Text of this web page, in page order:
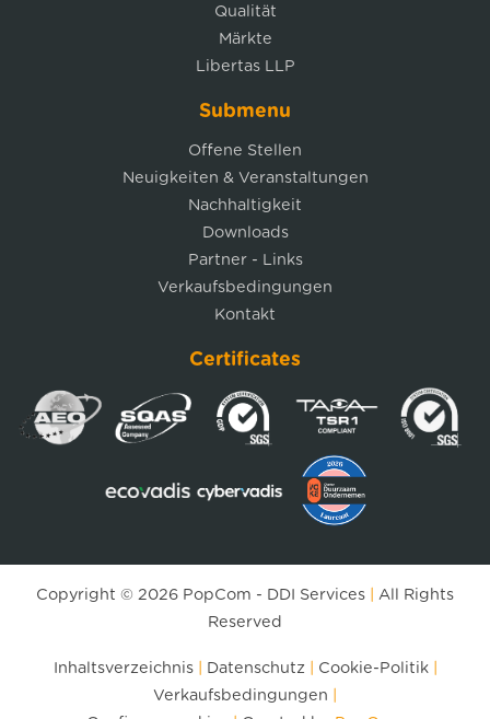
Qualität
Märkte
Libertas LLP
Submenu
Offene Stellen
Neuigkeiten & Veranstaltungen
Nachhaltigkeit
Downloads
Partner - Links
Verkaufsbedingungen
Kontakt
Certificates
Copyright © 2026 PopCom - DDI Services
All Rights
Reserved
Inhaltsverzeichnis Datenschutz Cookie-Politik
Verkaufsbedingungen